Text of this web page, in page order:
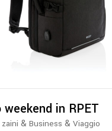
weekend in RPET
& Business & Viaggio